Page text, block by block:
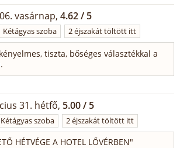
vasárnap, 4.62 / 5
Kétágyas szoba 2 éjszakát töltött itt
tiszta, bőséges választékkal a
31. hétfő, 5.00 / 5
Kétágyas szoba 2 éjszakát töltött itt
HÉTVÉGE A HOTEL LŐVÉRBEN"